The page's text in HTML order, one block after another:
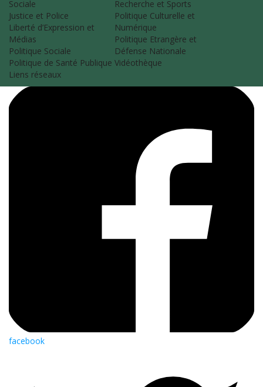
Sociale
Justice et Police
Liberté d’Expression et
Médias
Politique Sociale
Politique de Santé Publique
Recherche et Sports
Politique Culturelle et
Numérique
Politique Etrangère et
Défense Nationale
Vidéothèque
Liens réseaux
facebook